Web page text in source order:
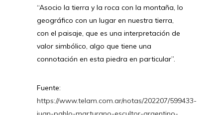
“Asocio la tierra y la roca con la montaña, lo
geográfico con un lugar en nuestra tierra,
con el paisaje, que es una interpretación de
valor simbólico, algo que tiene una
connotación en esta piedra en particular”.
Fuente:
https://www.telam.com.ar/notas/202207/599433-